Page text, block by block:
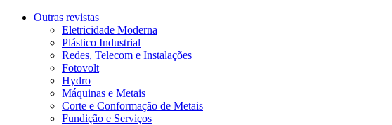
Outras revistas
Eletricidade Moderna
Plástico Industrial
Redes, Telecom e Instalações
Fotovolt
Hydro
Máquinas e Metais
Corte e Conformação de Metais
Fundição e Serviços